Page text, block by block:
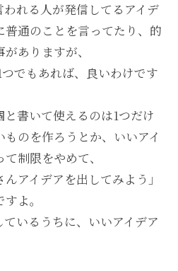
れる人が発信してるアイデ
普通のことを言ってたり、的
ありますが、
でもあれば、良いわけです
書いて使えるのは1つだけ
のを作ろうとか、いいアイ
制限をやめて、
アイデアを出してみよう」
よ。
いるうちに、いいアイデア